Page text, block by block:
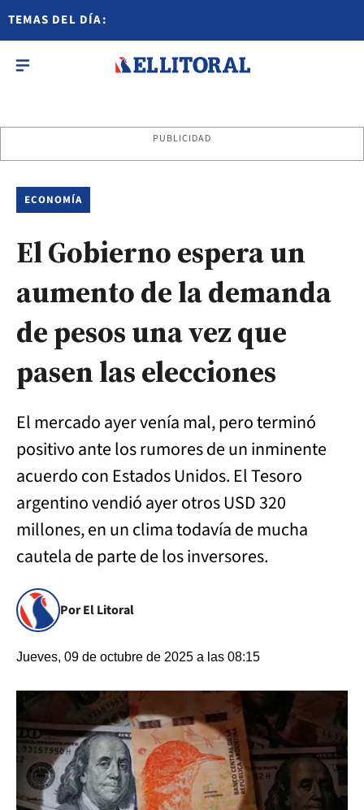
TEMAS DEL DÍA:
PUBLICIDAD
ECONOMÍA
El Gobierno espera un
aumento de la demanda
de pesos una vez que
pasen las elecciones
El mercado ayer venía mal, pero terminó
positivo ante los rumores de un inminente
acuerdo con Estados Unidos. El Tesoro
argentino vendió ayer otros USD 320
millones, en un clima todavía de mucha
cautela de parte de los inversores.
Por El Litoral
Jueves, 09 de octubre de 2025 a las 08:15